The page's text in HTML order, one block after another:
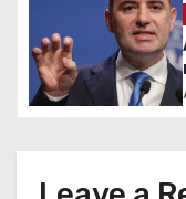
i
o